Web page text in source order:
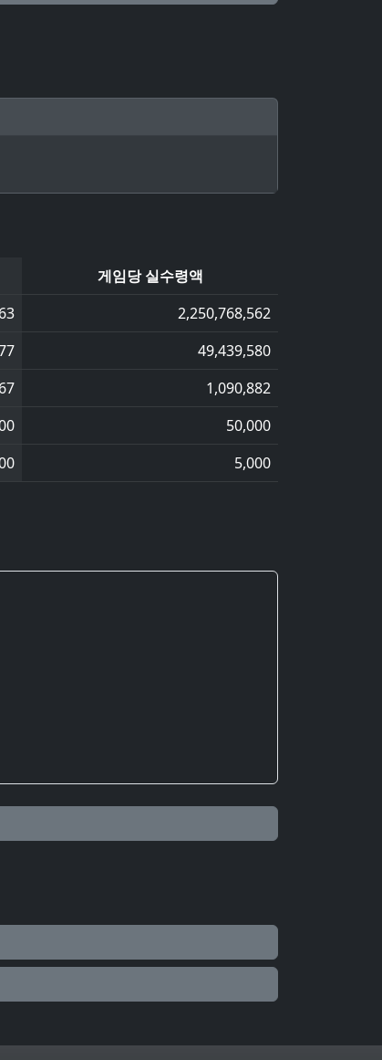
게임당 실수령액
2,250,768,562
49,439,580
1,090,882
50,000
5,000